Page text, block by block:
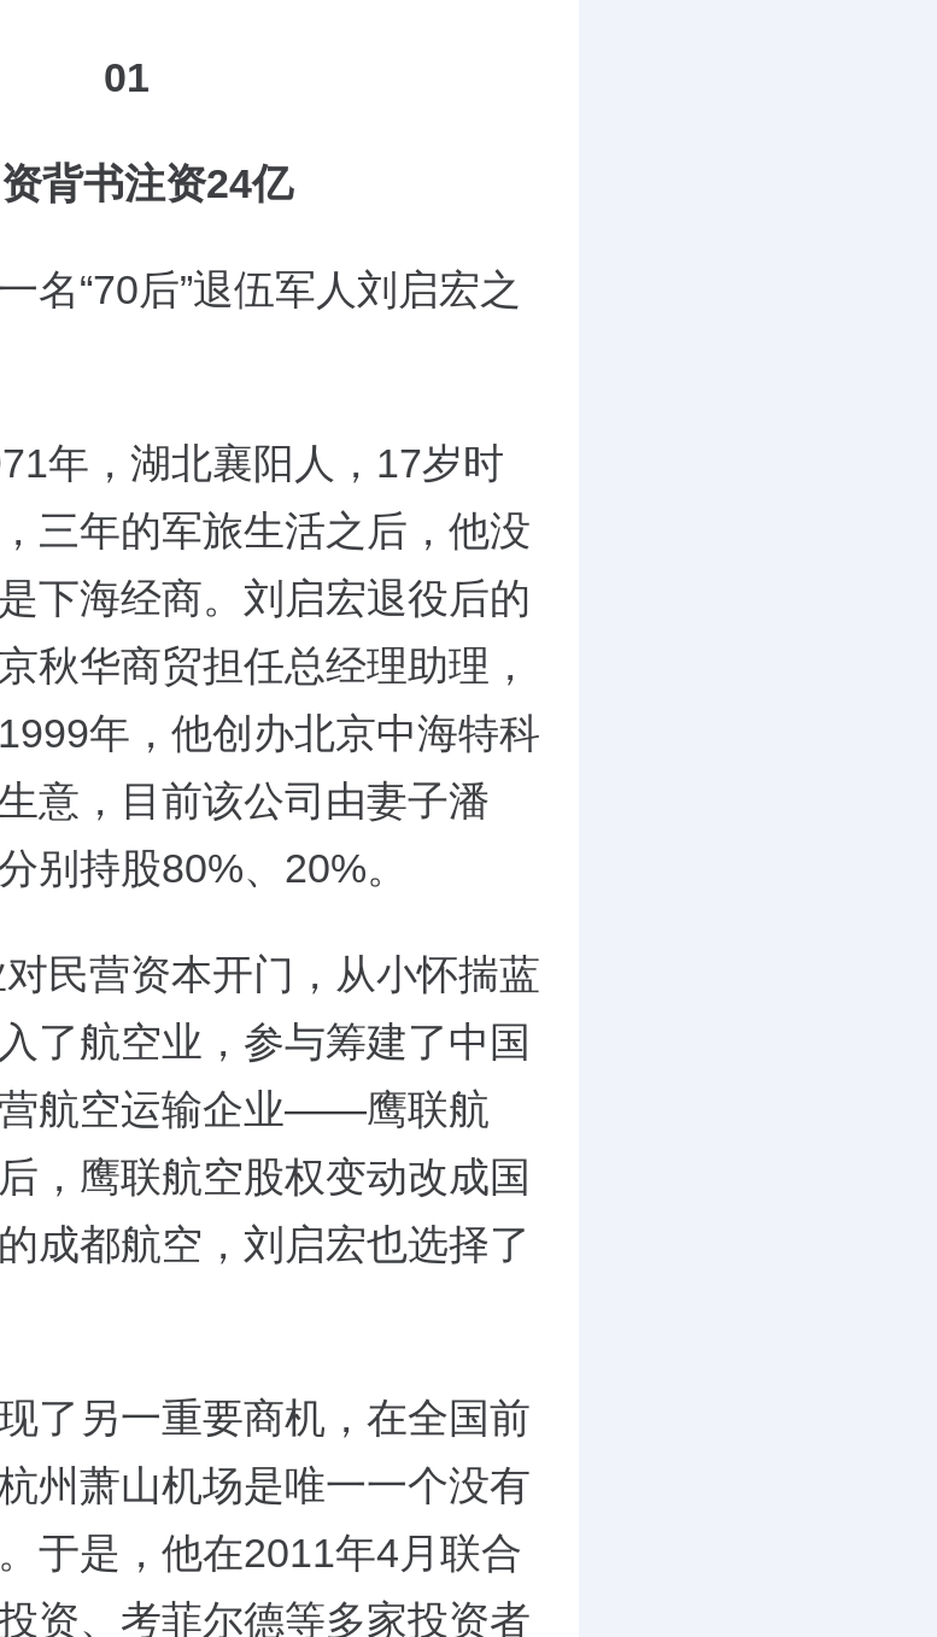
01
背书注资24亿
名“70后”退伍军人刘启宏之
年，湖北襄阳人，17岁时
三年的军旅生活之后，他没
下海经商。刘启宏退役后的
秋华商贸担任总经理助理，
年，他创办北京中海特科
意，目前该公司由妻子潘
别持股80%、20%。
民营资本开门，从小怀揣蓝
了航空业，参与筹建了中国
航空运输企业——鹰联航
，鹰联航空股权变动改成国
成都航空，刘启宏也选择了
了另一重要商机，在全国前
州萧山机场是唯一一个没有
于是，他在2011年4月联合
资、考菲尔德等多家投资者